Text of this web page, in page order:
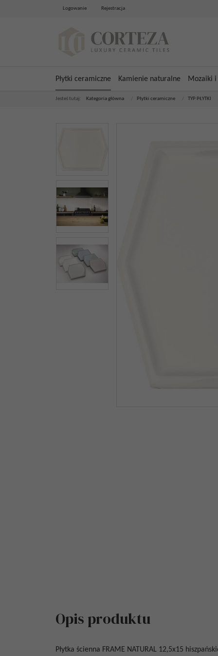
Logowanie Rejestracja
Płytki ceramiczne Kamienie naturalne Mozaiki
Jesteś tutaj: Kategoria główna Płytki ceramiczne TYP PŁYTKI
Opis produktu
Płytka ścienna FRAME NATURAL 12,5x15